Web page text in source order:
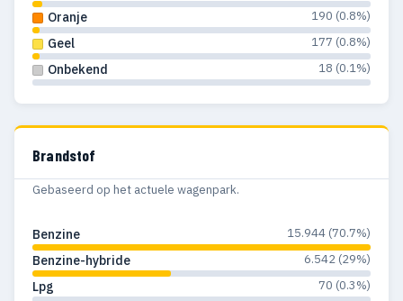
Oranje 190 (0.8%)
Geel 177 (0.8%)
Onbekend 18 (0.1%)
Brandstof
Gebaseerd op het actuele wagenpark.
Benzine 15.944 (70.7%)
Benzine-hybride 6.542 (29%)
Lpg 70 (0.3%)